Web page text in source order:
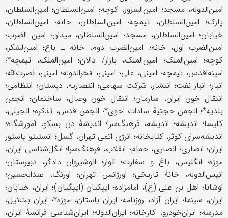
امین‌الدوله، مسجد؛ امین‌السرور، کوچه؛ امین‌السلطان؛ امین‌السلطان،
پارک؛ امین‌السلطان، تیمچه؛ امین‌السلطان، خانه؛ امین‌السلطان،
خیابان؛ امین‌السلطان، مسجد؛ امین‌السلطان، میدان؛ امین الضرب؛
امین‌الضرب اول، خانه؛ امین‌الضرب دوم، خانه ـ باغ؛ امین‌لشکر،
کوچه؛ امین‌الملک؛ امین‌الملک، بازار/ دالان؛ امین‌الملک، تیمچه*؛
امینه‌اقدس، تیمچه؛ امینی، علی؛ امینی، فخرالدوله؛ امینی، نصرت‌الله؛
انبار؛ انبار نفت؛ انتشار، شرکت سهامی؛ انتصاریه، دبستان؛ انتظامی؛
انتقال خون ایران، سازمان؛ انتقال خون وصال، ساختمان؛ انجمن
بلدیه*؛ انجمن حجتیۀ سادات اخوی*؛ انجمن قدس، تذکره؛ انجیلی،
کلیسا؛ اندیشه؛ اندیشه، فرهنگ‌سرا؛ اندیشۀ دن بسکو، آموزشگاه؛
اندیشه‌سرای کوثر، کتابخانه؛ انرژی اتمی تهران، گسل؛ انستیتو پاستور
ایران؛ انصاری؛ انصاری، حمام؛ انقلاب، فرهنگ‌سرا؛ انگل‌شناسی ایران،
موزه؛ انگلیس، باغ و سفارت؛ انوار؛ انوشیروان دادگر، دبیرستان؛
انیس‌الدوله، خانۀ تاریخی؛ اورژانس تهران؛ اورنگ، عبدالحسین؛
اوشانا؛ اهل بن علی (ع)، امامزاده؛ ایپکیان (ایپگیان)؛ ایران، خیابان؛
ایران، سینما؛ ایران آزاد، روزنامه؛ ایران باستان، موزه*؛ ایران بت‌ئیل،
مدرسه؛ ایران‌خودرو، کارخانه؛ ایران‌الدوله؛ ایران‌شناسی فرانسۀ ایران،